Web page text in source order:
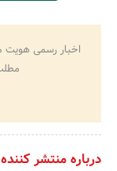
اخبار رسمی هویت
درباره منتشر